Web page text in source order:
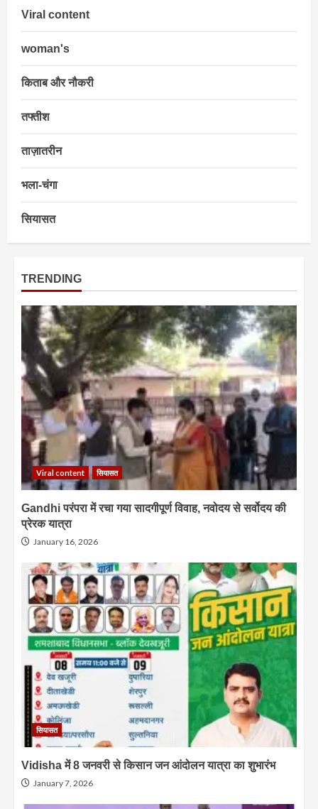
Viral content
woman's
किताब और नौकरी
तफ्तीश
ताज़ातरीन
भला-चंगा
सियासत
TRENDING
Viral content सियासत
Gandhi परंपरा में रचा गया सादगीपूर्ण विवाह, नवोदय से सर्वोदय की
प्रेरक यात्रा
January 16, 2026
सियासत
Vidisha में 8 जनवरी से किसान जन आंदोलन यात्रा का शुभारंभ
January 7, 2026